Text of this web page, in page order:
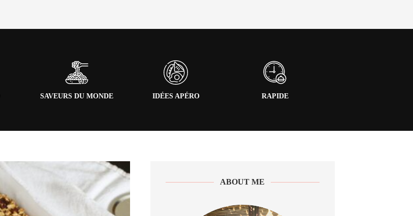
SAVEURS DU MONDE IDÉES APÉRO RAPIDE
ABOUT ME